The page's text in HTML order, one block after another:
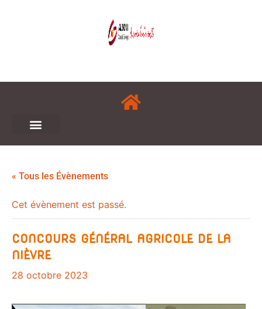
« Tous les Évènements
Cet évènement est passé.
CONCOURS GÉNÉRAL AGRICOLE DE LA
NIÈVRE
28 octobre 2023